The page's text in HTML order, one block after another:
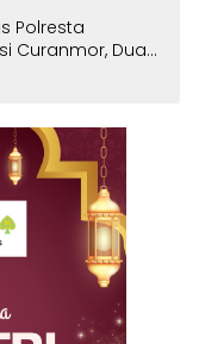
Polresta
Curanmor, Dua